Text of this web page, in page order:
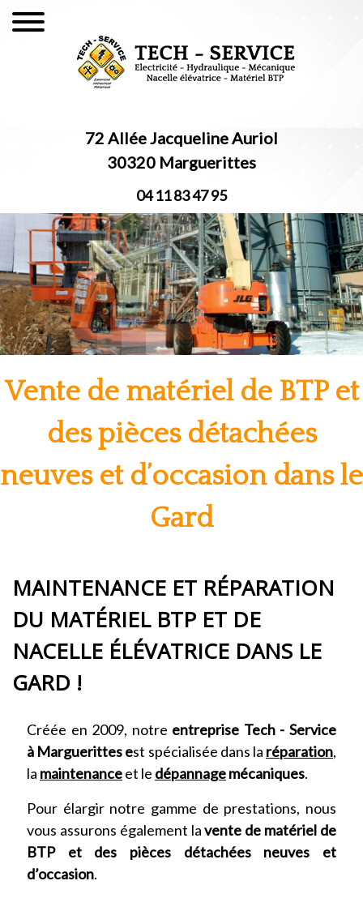
72 Allée Jacqueline Auriol
30320 Marguerittes
04 11 83 47 95
Vente de matériel de BTP et
des pièces détachées
neuves et d’occasion dans le
Gard
MAINTENANCE ET RÉPARATION
DU MATÉRIEL BTP ET DE
NACELLE ÉLÉVATRICE DANS LE
GARD !
Créée en 2009, notre entreprise Tech - Service
à Marguerittes est spécialisée dans la réparation,
la maintenanceet le dépannagemécaniques.
Pour élargir notre gamme de prestations, nous
vous assurons également lavente de matériel de
BTP et des pièces détachées neuves et
d’occasion.